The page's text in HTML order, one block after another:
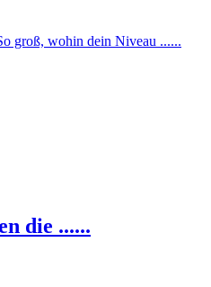
groß, wohin dein Niveau ......
die ......